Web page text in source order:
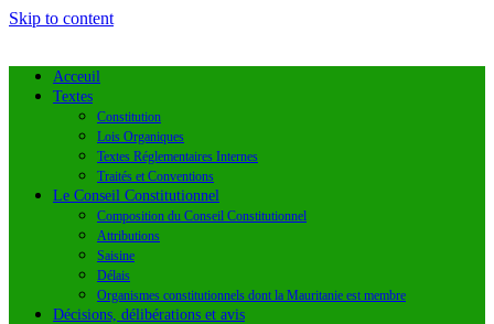
Skip to content
Acceuil
Textes
Constitution
Lois Organiques
Textes Réglementaires Internes
Traités et Conventions
Le Conseil Constitutionnel
Composition du Conseil Constitutionnel
Attributions
Saisine
Délais
Organismes constitutionnels dont la Mauritanie est membre
Décisions, délibérations et avis